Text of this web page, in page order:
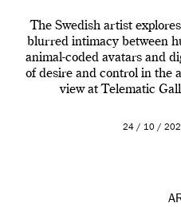
The Swedish artist
blurred intimacy between
animal-coded avatars and
of desire and control in the
view at Telematic
24 / 10 /